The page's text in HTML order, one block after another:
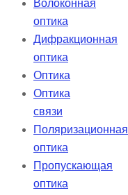
Волоконная
оптика
Дифракционная
оптика
Оптика
Оптика
связи
Поляризационная
оптика
Пропускающая
оптика